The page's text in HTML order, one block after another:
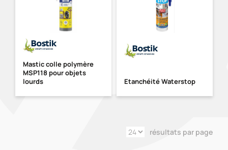
Mastic colle polymère
MSP118 pour objets
lourds
Etanchéité Waterstop
résultats par page